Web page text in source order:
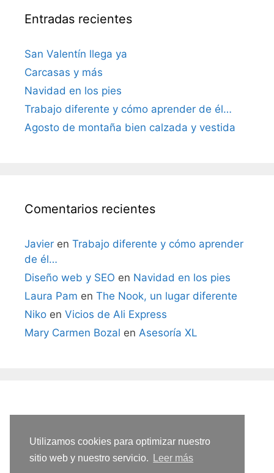
Utilizamos cookies para optimizar nuestro
sitio web y nuestro servicio.
Leer más
Entradas recientes
San Valentín llega ya
Carcasas y más
Navidad en los pies
Trabajo diferente y cómo aprender de él…
Agosto de montaña bien calzada y vestida
Comentarios recientes
Javier en Trabajo diferente y cómo aprender
de él…
Diseño web y SEO en Navidad en los pies
Laura Pam en The Nook, un lugar diferente
Niko en Vicios de Ali Express
Mary Carmen Bozal en Asesoría XL